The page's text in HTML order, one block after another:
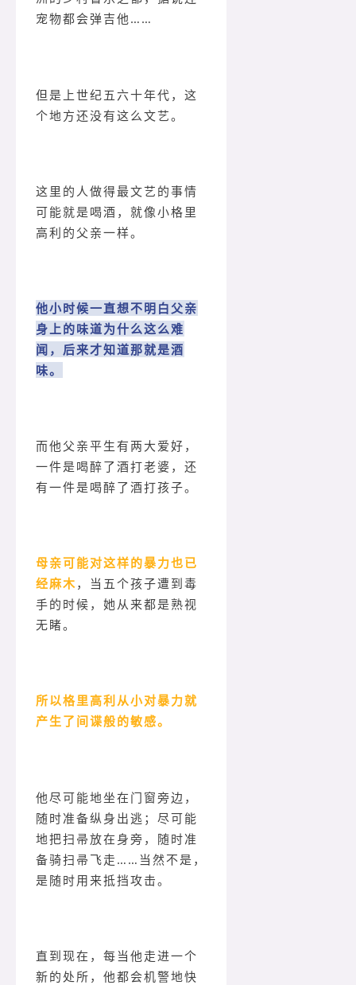
宠物都会弹吉他……
但是上世纪五六十年代，这
个地方还没有这么文艺。
这里的人做得最文艺的事情
可能就是喝酒，就像小格里
高利的父亲一样。
他小时候一直想不明白父亲
身上的味道为什么这么难
闻，后来才知道那就是酒
味。
而他父亲平生有两大爱好，
一件是喝醉了酒打老婆，还
有一件是喝醉了酒打孩子。
母亲可能对这样的暴力也已
经麻木，当五个孩子遭到毒
手的时候，她从来都是熟视
无睹。
所以格里高利从小对暴力就
产生了间谍般的敏感。
他尽可能地坐在门窗旁边，
随时准备纵身出逃；尽可能
地把扫帚放在身旁，随时准
备骑扫帚飞走……当然不是，
是随时用来抵挡攻击。
直到现在，每当他走进一个
新的处所，他都会机警地快